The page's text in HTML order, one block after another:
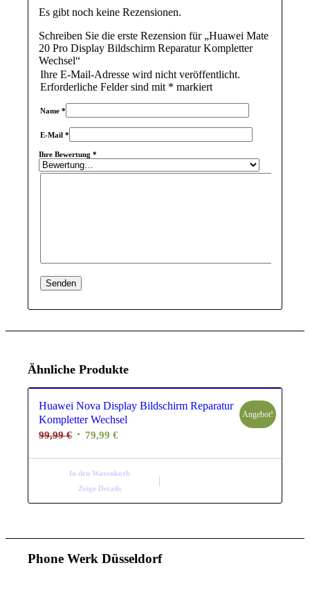
Es gibt noch keine Rezensionen.
Schreiben Sie die erste Rezension für „Huawei Mate
20 Pro Display Bildschirm Reparatur Kompletter
Wechsel“
Ihre E-Mail-Adresse wird nicht veröffentlicht.
Erforderliche Felder sind mit * markiert
Name*
E-Mail*
Ihre Bewertung*
Ähnliche Produkte
Huawei Nova Display Bildschirm Reparatur
Kompletter Wechsel
99,99€ Ursprünglicher
99,99 €
79,99€Aktueller
Angebot!
In den Warenkorb
Zeige Details
Phone Werk Düsseldorf